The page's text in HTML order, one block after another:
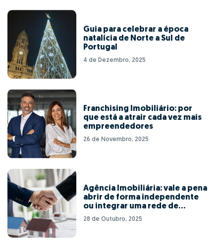
Guia para celebrar a época
natalícia de Norte a Sul de
Portugal
4 de Dezembro, 2025
Franchising Imobiliário: por
que está a atrair cada vez mais
empreendedores
26 de Novembro, 2025
Agência Imobiliária: vale a pena
abrir de forma independente
ou integrar uma rede de
franchising?
28 de Outubro, 2025